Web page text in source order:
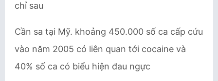
chỉ sau
Cần sa tại Mỹ. khoảng 450.000 số ca cấp cứu
vào năm 2005 có liên quan tới cocaine và
40% số ca có biểu hiện đau ngực